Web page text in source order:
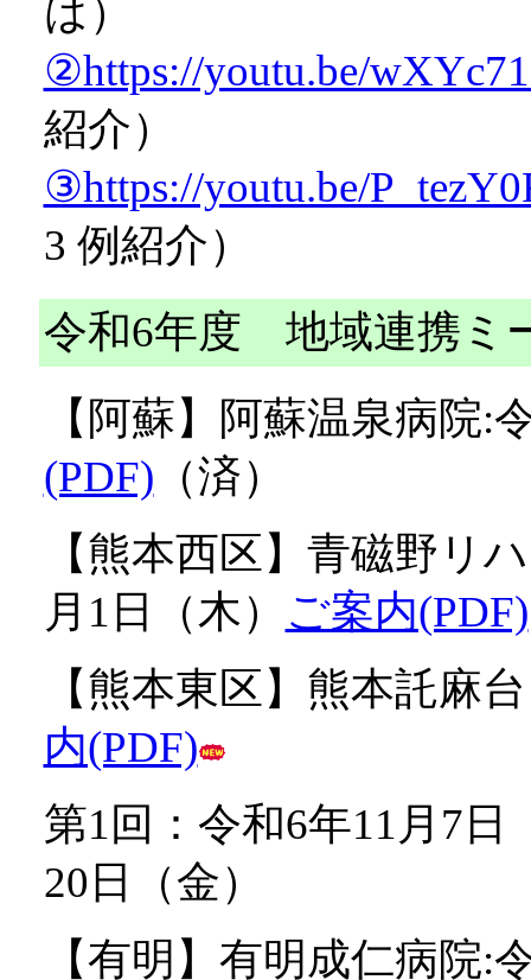
は）
②https://youtu.be/
紹介）
③https://youtu.be/
3 例紹介）
令和6年度 地域連携ミ
【阿蘇】阿蘇温泉病院:
(PDF) （済）
【熊本西区】青磁野リ
月1日（木）
ご案内(PDF)
【熊本東区】熊本託麻
内(PDF)
第1回：令和6年11月7日
20日（金）
【有明】有明成仁病院: